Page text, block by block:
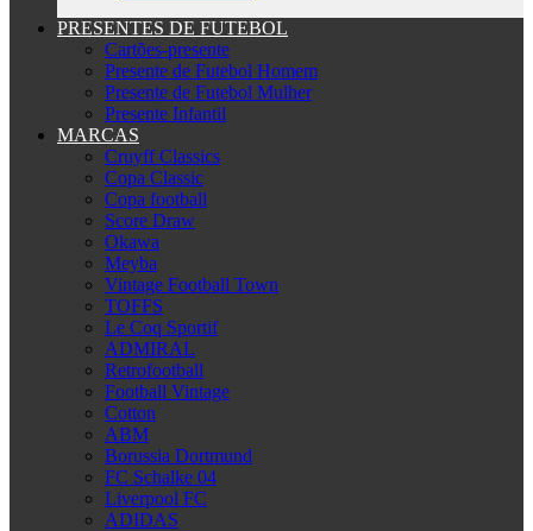
PRESENTES DE FUTEBOL
Cartões-presente
Presente de Futebol Homem
Presente de Futebol Mulher
Presente Infantil
MARCAS
Cruyff Classics
Copa Classic
Copa football
Score Draw
Okawa
Meyba
Vintage Football Town
TOFFS
Le Coq Sportif
ADMIRAL
Retrofootball
Football Vintage
Cotton
ABM
Borussia Dortmund
FC Schalke 04
Liverpool FC
ADIDAS